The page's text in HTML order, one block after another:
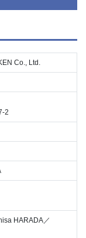
Co., Ltd.
2
HARADA／